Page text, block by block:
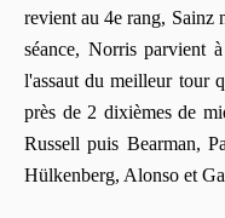
revient au 4e rang, Sainz
séance, Norris parvient
l'assaut du meilleur tour
près de 2 dixièmes de
Russell puis Bearman,
Hülkenberg, Alonso et